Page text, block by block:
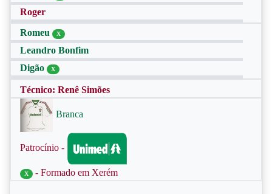
Roger
Romeu
X
Leandro Bonfim
Digão
X
Técnico: Renê Simões
Branca
Patrocínio -
X - Formado em Xerém